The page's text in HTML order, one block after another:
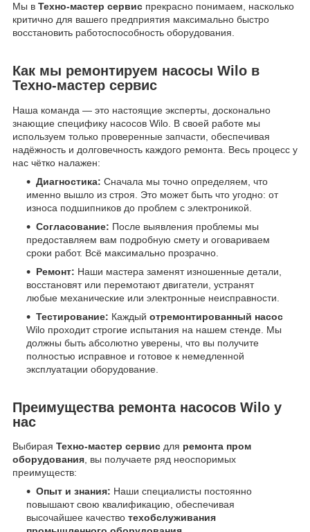
Мы в Техно-мастер сервис прекрасно понимаем, насколько
критично для вашего предприятия максимально быстро
восстановить работоспособность оборудования.
Как мы ремонтируем насосы Wilo в
Техно-мастер сервис
Наша команда — это настоящие эксперты, досконально
знающие специфику насосов Wilo. В своей работе мы
используем только проверенные запчасти, обеспечивая
надёжность и долговечность каждого ремонта. Весь процесс у
нас чётко налажен:
Диагностика: Сначала мы точно определяем, что
именно вышло из строя. Это может быть что угодно: от
износа подшипников до проблем с электроникой.
Согласование: После выявления проблемы мы
предоставляем вам подробную смету и оговариваем
сроки работ. Всё максимально прозрачно.
Ремонт: Наши мастера заменят изношенные детали,
восстановят или перемотают двигатели, устранят
любые механические или электронные неисправности.
Тестирование: Каждый отремонтированный насос
Wilo проходит строгие испытания на нашем стенде. Мы
должны быть абсолютно уверены, что вы получите
полностью исправное и готовое к немедленной
эксплуатации оборудование.
Преимущества ремонта насосов Wilo у
нас
Выбирая Техно-мастер сервис для ремонта пром
оборудования, вы получаете ряд неоспоримых
преимуществ:
Опыт и знания: Наши специалисты постоянно
повышают свою квалификацию, обеспечивая
высочайшее качество техобслуживания